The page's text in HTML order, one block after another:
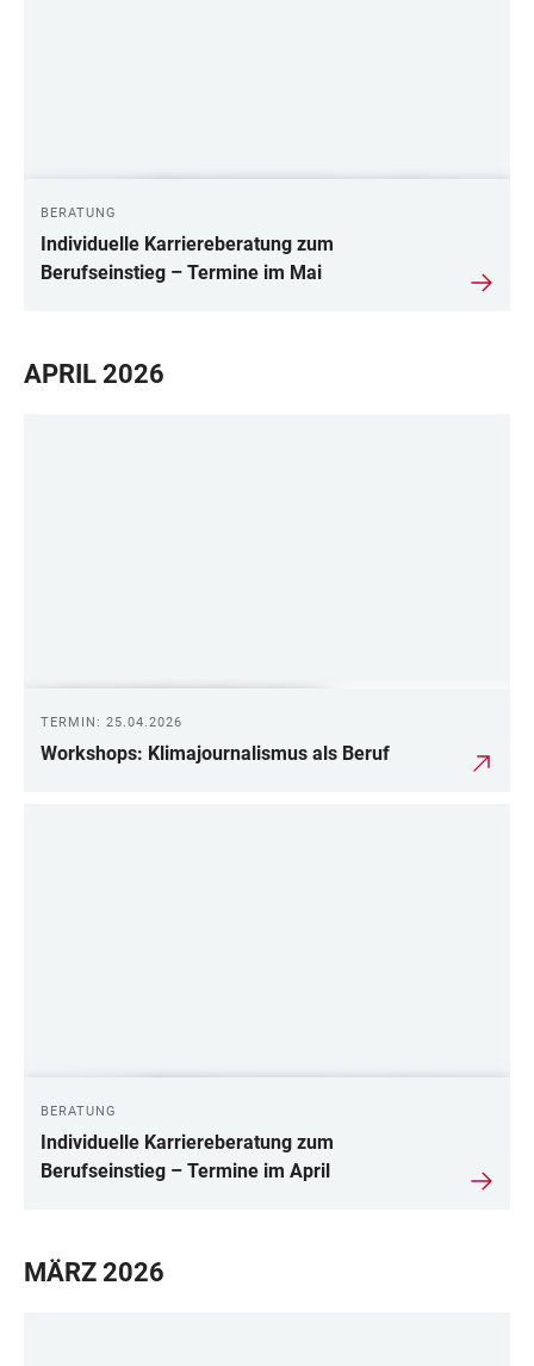
BERATUNG
Individuelle Karriereberatung zum
Berufseinstieg – Termine im Mai
APRIL 2026
TERMIN: 25.04.2026
Workshops: Klimajournalismus als Beruf
BERATUNG
Individuelle Karriereberatung zum
Berufseinstieg – Termine im April
MÄRZ 2026